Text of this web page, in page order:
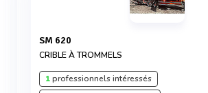
SM 620
CRIBLE À TROMMELS
1professionnels intéressés